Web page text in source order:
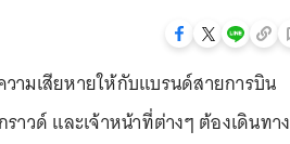
ามเสียหายให้กับแบรนด์สายการบิน
าวด์ และเจ้าหน้าที่ต่างๆ ต้องเดินทาง